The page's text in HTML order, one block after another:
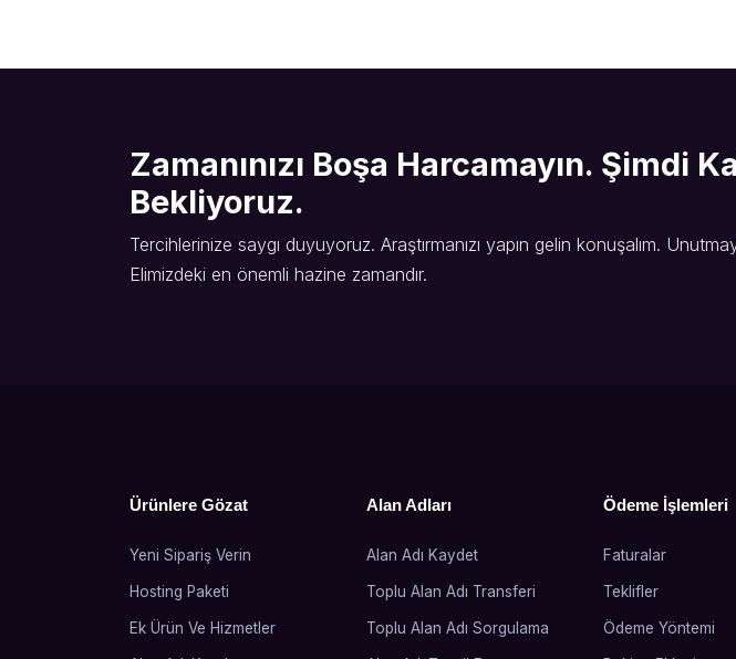
Zamanınızı Boşa Harcamayın. Şimdi
Bekliyoruz.
Tercihlerinize saygı duyuyoruz. Araştırmanızı yapın gelin konuşalım.
Elimizdeki en önemli hazine zamandır.
Ürünlere Gözat
Yeni Sipariş Verin
Hosting Paketi
Ek Ürün Ve Hizmetler
Alan Adları
Alan Adı Kaydet
Toplu Alan Adı Transferi
Toplu Alan Adı Sorgulama
Ödeme İşlemleri
Faturalar
Teklifler
Ödeme Yöntemi